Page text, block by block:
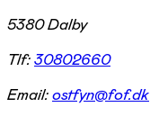
5380 Dalby
Tlf:30802660
Email:ostfyn@fof.dk